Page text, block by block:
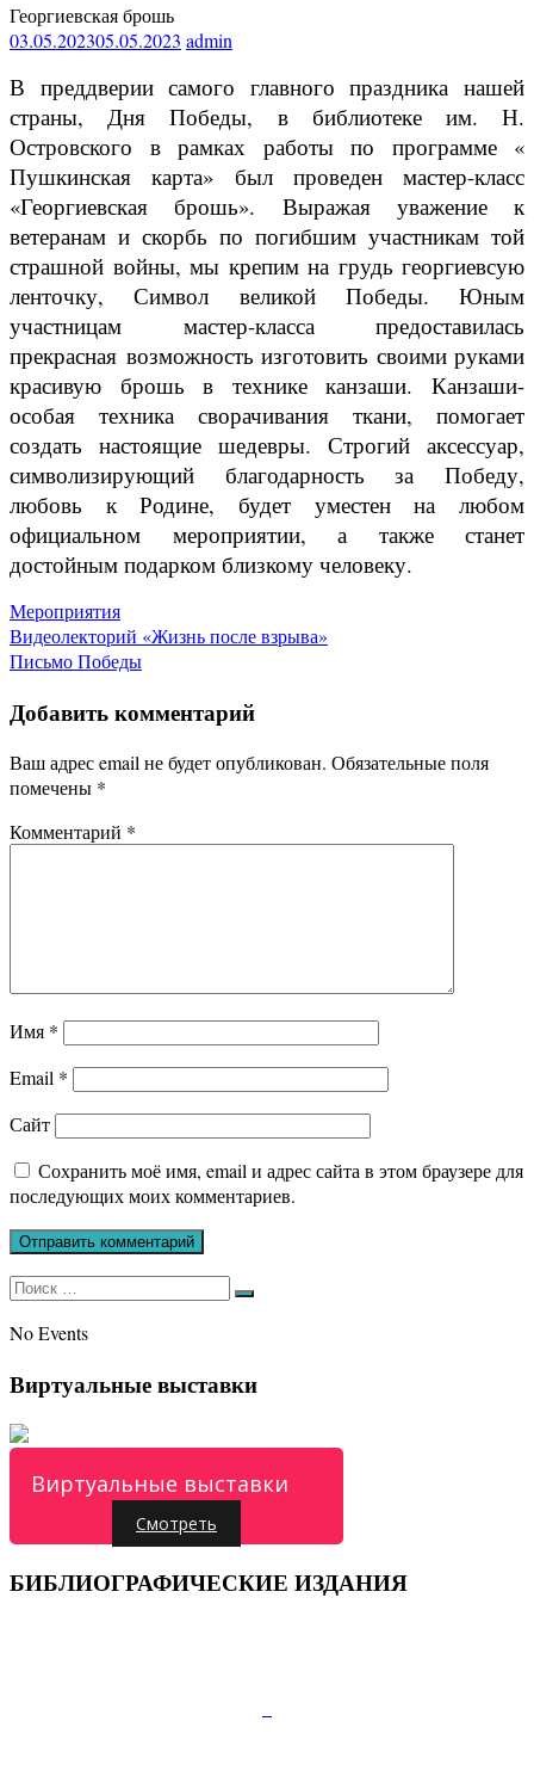
Георгиевская брошь
03.05.202305.05.2023 admin
В преддверии самого главного праздника нашей
страны, Дня Победы, в библиотеке им. Н.
Островского в рамках работы по программе «
Пушкинская карта» был проведен мастер-класс
«Георгиевская брошь». Выражая уважение к
ветеранам и скорбь по погибшим участникам той
страшной войны, мы крепим на грудь георгиевсую
ленточку, Символ великой Победы. Юным
участницам мастер-класса предоставилась
прекрасная возможность изготовить своими руками
красивую брошь в технике канзаши. Канзаши-
особая техника сворачивания ткани, помогает
создать настоящие шедевры. Строгий аксессуар,
символизирующий благодарность за Победу,
любовь к Родине, будет уместен на любом
официальном мероприятии, а также станет
достойным подарком близкому человеку.
Мероприятия
Навигация
по
записям
Видеолекторий «Жизнь после взрыва»
Письмо Победы
Добавить комментарий
Ваш адрес email не будет опубликован. Обязательные поля
помечены *
Комментарий *
Имя *
Email *
Сайт
Сохранить моё имя, email и адрес сайта в этом браузере для
последующих моих комментариев.
Искать:
Поиск
No Events
Виртуальные выставки
Виртуальные выставки
Смотреть
БИБЛИОГРАФИЧЕСКИЕ ИЗДАНИЯ